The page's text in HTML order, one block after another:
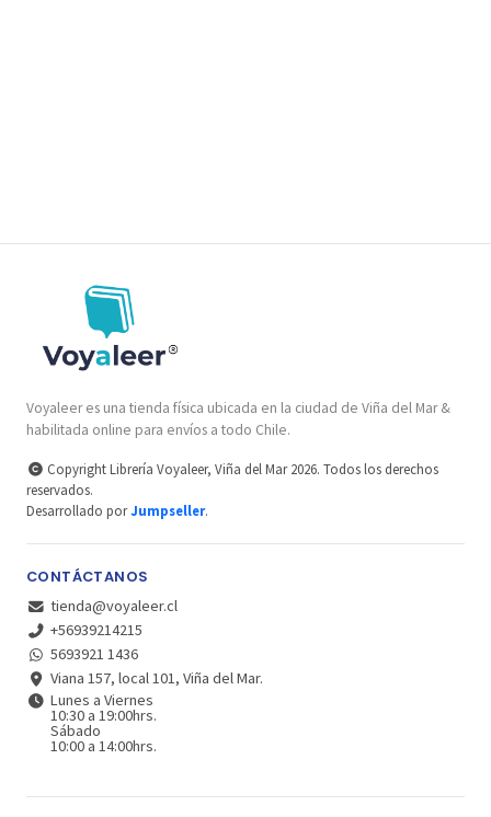
Voyaleer es una tienda física ubicada en la ciudad de Viña del Mar &
habilitada online para envíos a todo Chile.
Copyright Librería Voyaleer, Viña del Mar 2026. Todos los derechos
reservados.
Desarrollado porJumpseller.
CONTÁCTANOS
tienda@voyaleer.cl
+56939214215
5693921 1436
Viana 157, local 101, Viña del Mar.
Lunes a Viernes
10:30 a 19:00hrs.
Sábado
10:00 a 14:00hrs.